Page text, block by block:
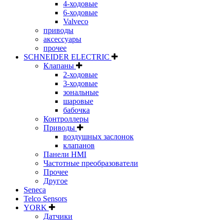
4-ходовые
6-ходовые
Valveco
приводы
аксессуары
прочее
SCHNEIDER ELECTRIC
Клапаны
2-ходовые
3-ходовые
зональные
шаровые
бабочка
Контроллеры
Приводы
воздушных заслонок
клапанов
Панели HMI
Частотные преобразователи
Прочее
Другое
Seneca
Telco Sensors
YORK
Датчики